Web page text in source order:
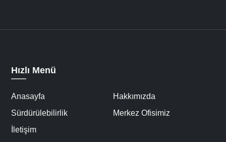
Hızlı Menü
Anasayfa
Hakkımızda
Sürdürülebilirlik
Merkez Ofisimiz
İletişim